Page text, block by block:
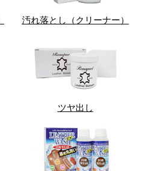
汚れ落とし（クリーナー）
ツヤ出し